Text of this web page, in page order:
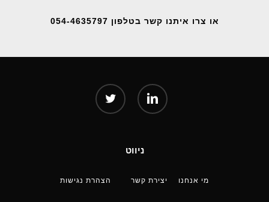
או צרו איתנו קשר בטלפון 054-4635797
twitter linkedin
ניווט
מי אנחנו יצירת קשר הצהרת נגישות